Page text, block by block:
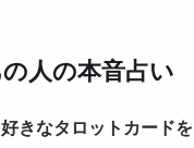
人の本音占い
好きなタロットカードを